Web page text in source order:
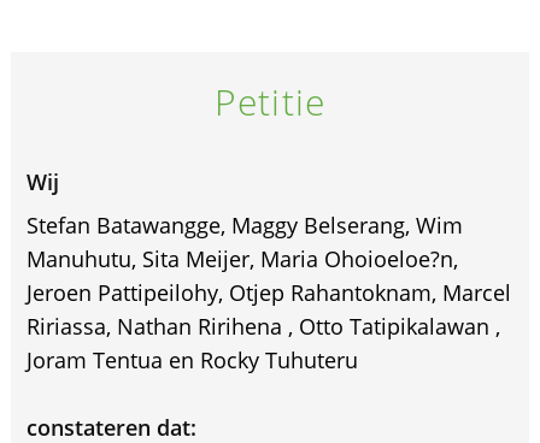
Petitie
Wij
Stefan Batawangge, Maggy Belserang, Wim
Manuhutu, Sita Meijer, Maria Ohoioeloe?n,
Jeroen Pattipeilohy, Otjep Rahantoknam, Marcel
Ririassa, Nathan Ririhena , Otto Tatipikalawan ,
Joram Tentua en Rocky Tuhuteru
constateren dat: